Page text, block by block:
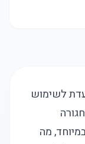
לשימוש
מה